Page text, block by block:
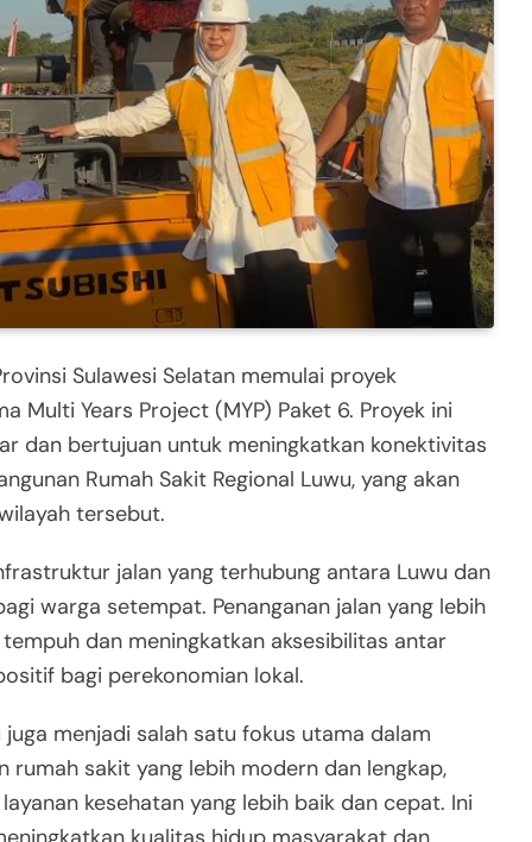
Sulawesi Selatan memulai proyek
Multi Years Project (MYP) Paket 6. Proyek ini
dan bertujuan untuk meningkatkan konektivitas
Rumah Sakit Regional Luwu, yang akan
tersebut.
jalan yang terhubung antara Luwu dan
warga setempat. Penanganan jalan yang lebih
dan meningkatkan aksesibilitas antar
bagi perekonomian lokal.
juga menjadi salah satu fokus utama dalam
rumah sakit yang lebih modern dan lengkap,
kesehatan yang lebih baik dan cepat. Ini